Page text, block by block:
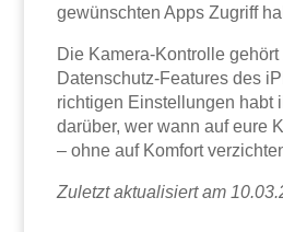
gewünschten Apps Zugriff
Die Kamera-Kontrolle
Datenschutz-Features des
richtigen Einstellungen habt
darüber, wer wann auf eure
– ohne auf Komfort
Zuletzt aktualisiert am